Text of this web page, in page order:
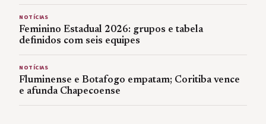
NOTÍCIAS
Feminino Estadual 2026: grupos e tabela
definidos com seis equipes
NOTÍCIAS
Fluminense e Botafogo empatam; Coritiba vence
e afunda Chapecoense